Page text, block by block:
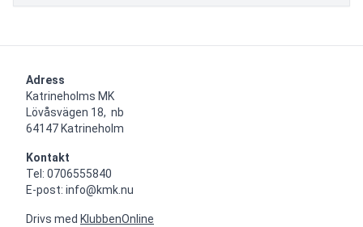
Adress
Katrineholms MK
Lövåsvägen 18,  nb
64147 Katrineholm
Kontakt
Tel: 0706555840
E-post: info@kmk.nu
Drivs med KlubbenOnline